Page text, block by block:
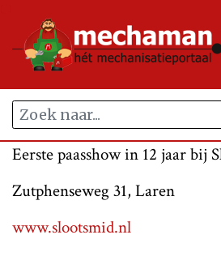
Eerste paasshow in 12 jaar bij
Zutphenseweg 31, Laren
www.slootsmid.nl